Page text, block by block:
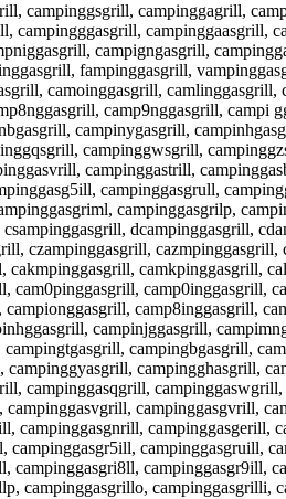
campinggsgrill, campinggagrill,
campinggaasgrill,
campigngasgrill,
fampinggasgrill,
camoinggasgrill,
camp9nggasgrill, campi
campinygasgrill,
campinggwsgrill,
campinggastrill,
campinggasgrull,
campinggasgrilp,
dcampinggasgrill,
czampinggasgrill,
camkpinggasgrill,
camp0inggasgrill,
camp8inggasgrill,
campinjggasgrill,
campingbgasgrill,
campingghasgrill,
campinggasqgrill,
campinggasgvrill,
campinggasgerill,
campinggasgruill,
campinggasgr9ill,
campinggasgrillo, campinggasgrilli,